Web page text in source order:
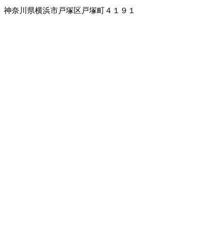
神奈川県横浜市戸塚区戸塚町４１９１